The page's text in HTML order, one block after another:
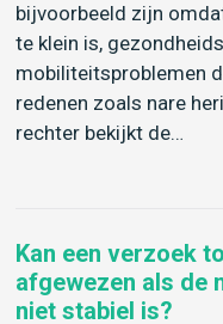
bijvoorbeeld zijn
te klein is,
mobiliteitsproblemen
redenen zoals nare
rechter bekijkt de…
Kan een verzoek
afgewezen als de
niet stabiel is?